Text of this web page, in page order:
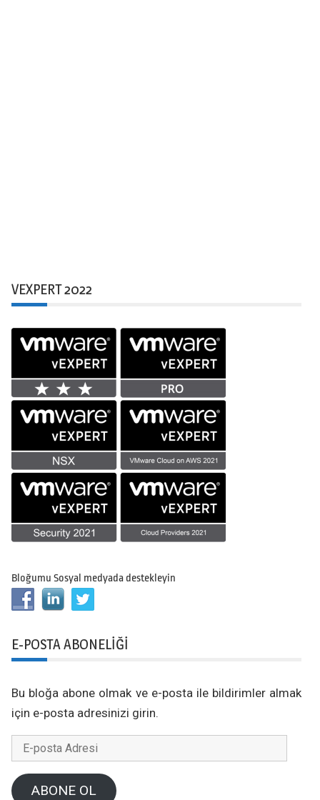
VEXPERT 2022
Bloğumu Sosyal medyada destekleyin
E-POSTA ABONELIĞI
Bu bloğa abone olmak ve e-posta ile bildirimler almak
için e-posta adresinizi girin.
posta
AdresiABONE OL